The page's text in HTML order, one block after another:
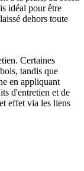
idéal pour être
dehors toute
Certaines
tandis que
en appliquant
d'entretien et de
effet via les liens